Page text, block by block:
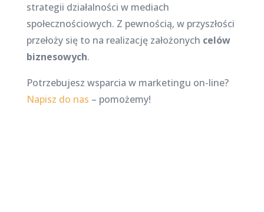
strategii działalności w mediach
społecznościowych. Z pewnością, w przyszłości
przełoży się to na realizację założonych celów
biznesowych.
Potrzebujesz wsparcia w marketingu on-line?
Napisz do nas – pomożemy!